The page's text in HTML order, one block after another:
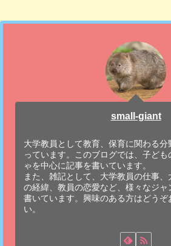
small-giant
大学教員として教育、保育に関わる
っています。このブログでは、子ども
ゃを中心に記事を書いています。
また、雑記として、大学教員の仕事
の経緯、教員の恋愛など、様々なジャ
書いています。興味のある方はどうぞ
い。